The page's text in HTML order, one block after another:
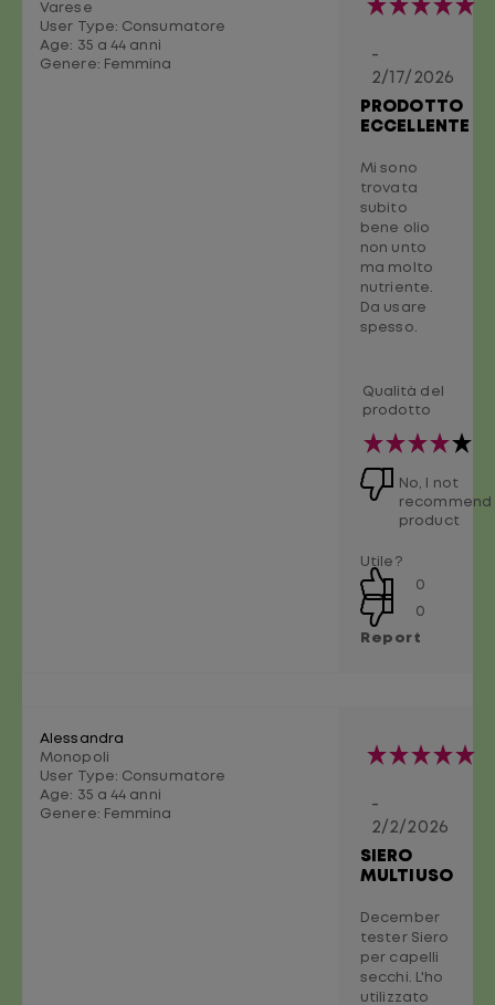
Varese
User Type: Consumatore
Age: 35 a 44 anni
Genere: Femmina
-
2/17/2026
PRODOTTO
ECCELLENTE
Mi sono
trovata
subito
bene olio
non unto
ma molto
nutriente.
Da usare
spesso.
Qualità del
prodotto
No, I not
recommend
product
Utile?
0
0
Report
Alessandra
Monopoli
User Type: Consumatore
Age: 35 a 44 anni
Genere: Femmina
-
2/2/2026
SIERO
MULTIUSO
December
tester Siero
per capelli
secchi. L'ho
utilizzato